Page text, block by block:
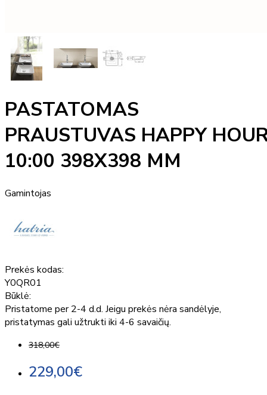
PASTATOMAS
PRAUSTUVAS HAPPY
10:00 398X398 MM
Gamintojas
Prekės kodas:
Y0QR01
Būklė:
Pristatome per 2-4 d.d. Jeigu prekės nėra sandėlyje,
pristatymas gali užtrukti iki 4-6 savaičių.
318,00€
229,00€